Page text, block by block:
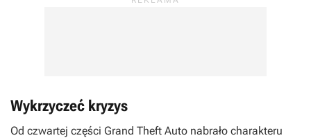
Wykrzyczeć kryzys
Od czwartej części Grand Theft Auto nabrało charakteru